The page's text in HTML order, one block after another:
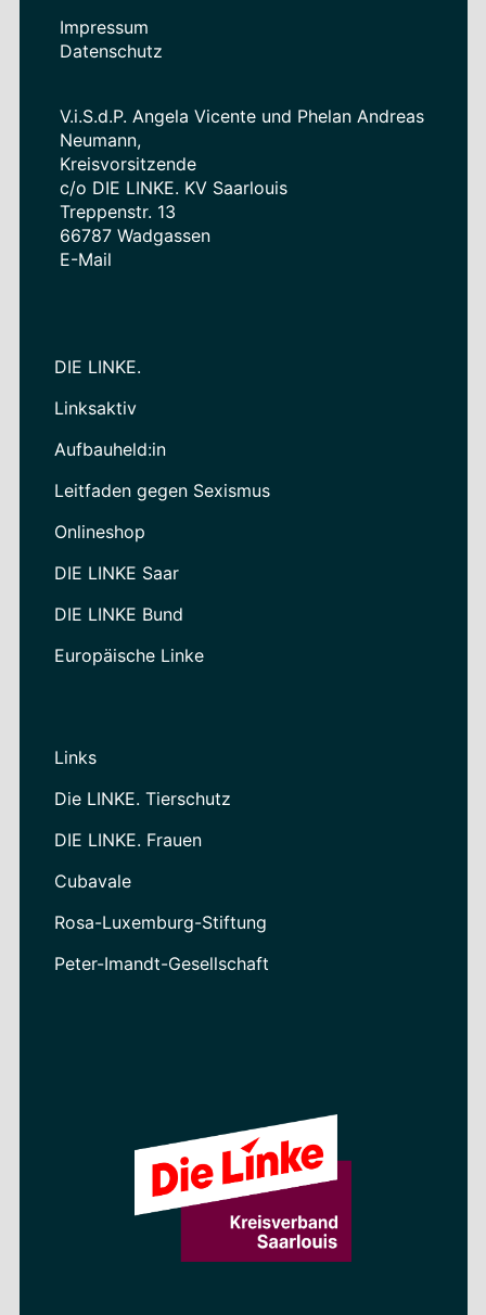
Impressum
Datenschutz
V.i.S.d.P. Angela Vicente und Phelan Andreas
Neumann,
Kreisvorsitzende
c/o DIE LINKE. KV Saarlouis
Treppenstr. 13
66787 Wadgassen
E-Mail
DIE LINKE.
Linksaktiv
Aufbauheld:in
Leitfaden gegen Sexismus
Onlineshop
DIE LINKE Saar
DIE LINKE Bund
Europäische Linke
Links
Die LINKE. Tierschutz
DIE LINKE. Frauen
Cubavale
Rosa-Luxemburg-Stiftung
Peter-Imandt-Gesellschaft